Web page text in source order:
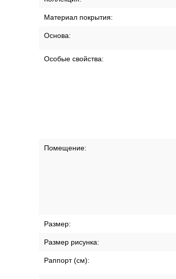
Материал покрытия:
Основа:
Особые свойства:
Помещение:
Размер:
Размер рисунка:
Раппорт (см):